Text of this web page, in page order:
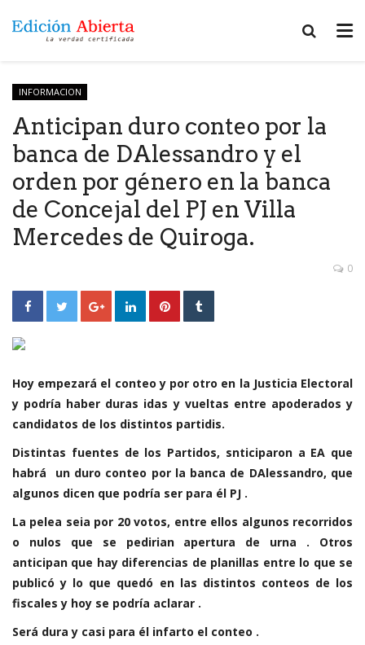
INFORMACION
Anticipan duro conteo por la
banca de DAlessandro y el
orden por género en la banca
de Concejal del PJ en Villa
Mercedes de Quiroga.
0
Hoy empezará el conteo y por otro en la Justicia Electoral
y podría haber duras idas y vueltas entre apoderados y
candidatos de los distintos partidis.
Distintas fuentes de los Partidos, snticiparon a EA que
habrá un duro conteo por la banca de DAlessandro, que
algunos dicen que podría ser para él PJ .
La pelea seia por 20 votos, entre ellos algunos recorridos
o nulos que se pedirian apertura de urna . Otros
anticipan que hay diferencias de planillas entre lo que se
publicó y lo que quedó en las distintos conteos de los
fiscales y hoy se podría aclarar .
Será dura y casi para él infarto el conteo .